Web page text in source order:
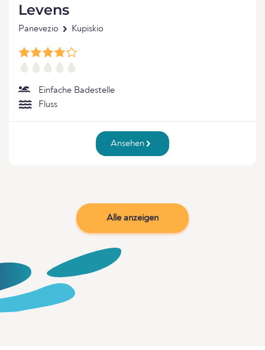
Levens
Panevezio Kupiskio
Einfache Badestelle
Fluss
Ansehen
Alle anzeigen